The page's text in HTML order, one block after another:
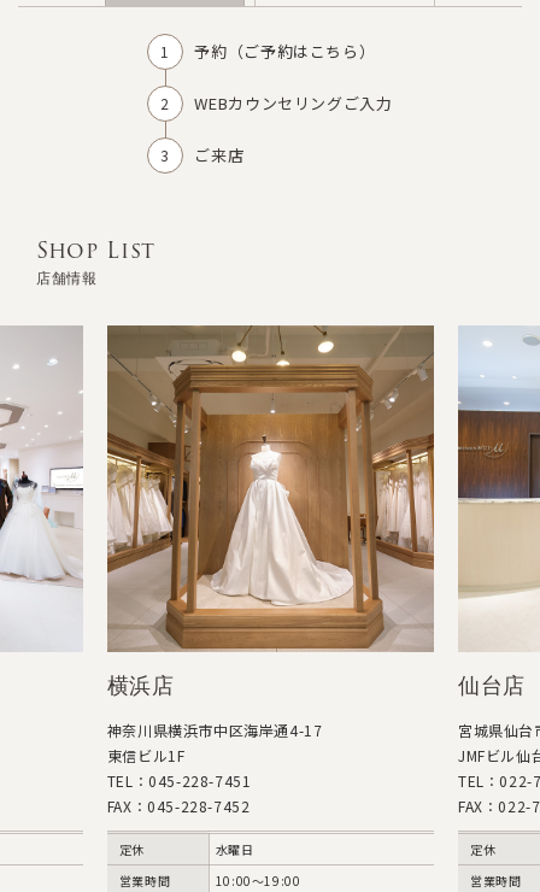
予約（ご予約はこちら）
WEBカウンセリングご入力
ご来店
Shop List
店舗情報
横浜店
神奈川県横浜市中区海岸通4-17
東信ビル1F
TEL：045-228-7451
FAX：045-228-7452
定休
水曜日
営業時間
10:00〜19:00
仙台店
宮城県仙
JMFビル仙
TEL：022-
FAX：022-
定休
営業時間